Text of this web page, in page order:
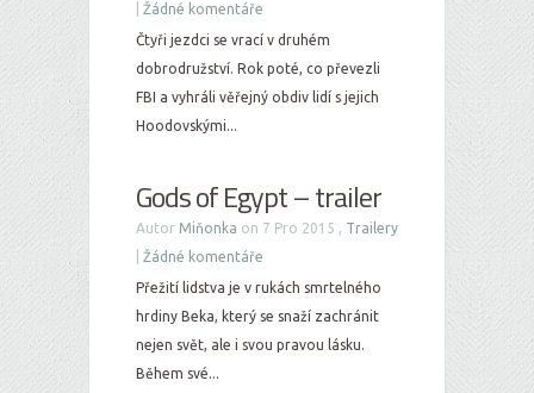
Žádné komentáře
Čtyři jezdci se vrací v druhém
dobrodružství. Rok poté, co převezli
FBI a vyhráli věřejný obdiv lidí s jejich
Hoodovskými...
Gods of Egypt – trailer
Autor Miňonka on 7 Pro 2015 , Trailery
Žádné komentáře
Přežití lidstva je v rukách smrtelného
hrdiny Beka, který se snaží zachránit
nejen svět, ale i svou pravou lásku.
Během své...